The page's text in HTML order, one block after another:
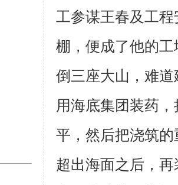
工参谋王春及工
棚，便成了他的
倒三座大山，难
用海底集团装药
平，然后把浇筑的
超出海面之后，